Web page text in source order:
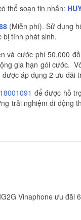
thể soạn tin nhắn:
(Miễn phí). Sử dụng
bị tính phát sinh.
và cước phí 50.000
gia hạn gói cước.
áp dụng 2 ưu đãi
18001091 để được hỗ
trải nghiệm di động
Vinaphone ưu đãi